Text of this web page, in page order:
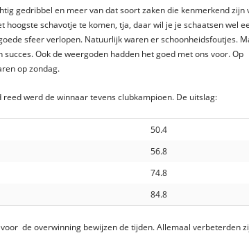
gedribbel en meer van dat soort zaken die kenmerkend zijn
schavotje te komen, tja, daar wil je je schaatsen wel
sfeer verlopen. Natuurlijk waren er schoonheidsfoutjes.
Ook de weergoden hadden het goed met ons voor. Op
op zondag.
werd de winnaar tevens clubkampioen. De uitslag:
50.4
56.8
74.8
84.8
de overwinning bewijzen de tijden. Allemaal verbeterden